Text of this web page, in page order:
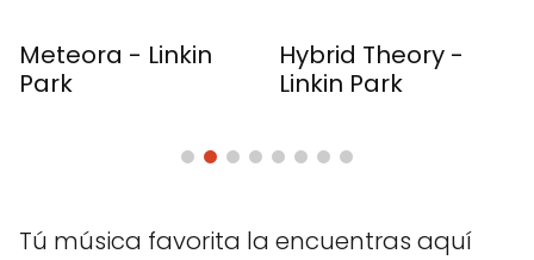
Hybrid Theory -
Linkin Park
Vs. - Pearl Jam
Tú música favorita la encuentras aquí